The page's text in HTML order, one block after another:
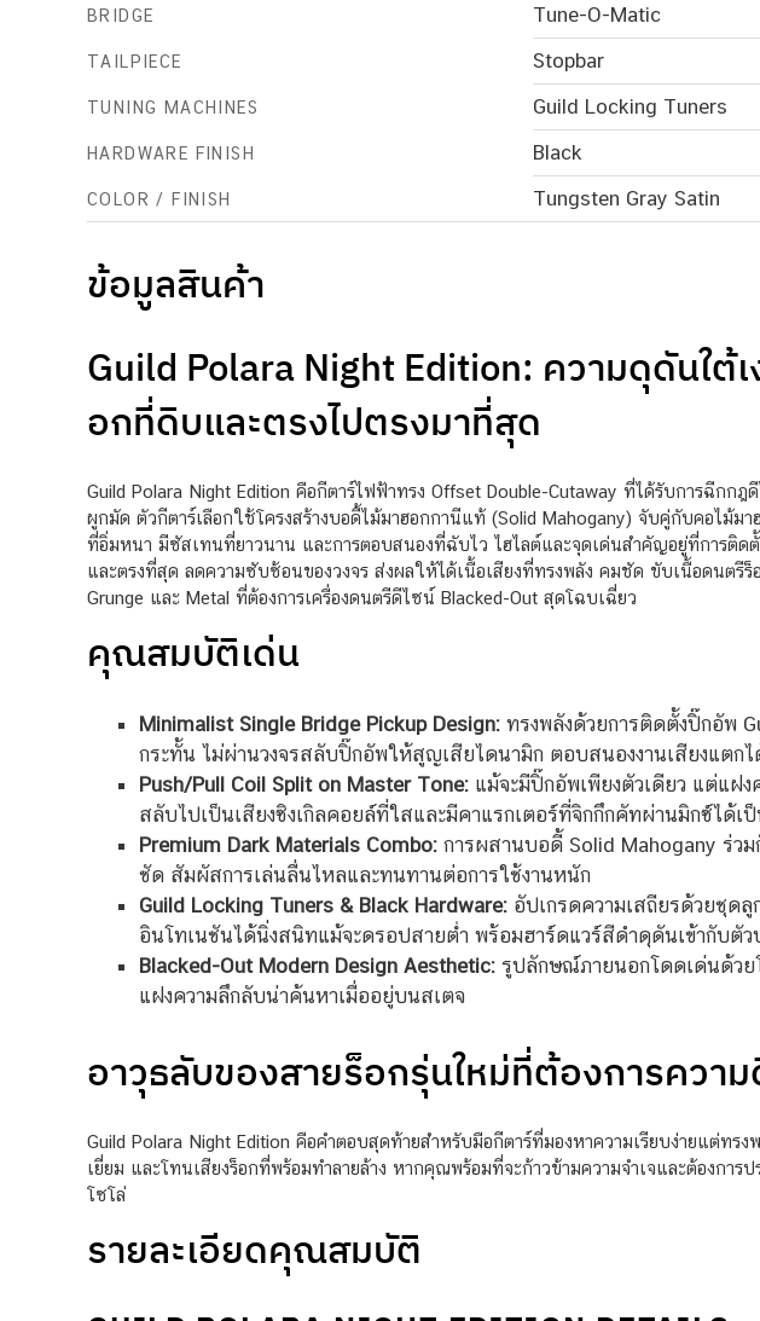
BRIDGE Tune-O-Matic
TAILPIECE Stopbar
TUNING MACHINES Guild Locking Tuners
HARDWARE FINISH Black
COLOR / FINISH Tungsten Gray Satin
ข้อมูลสินค้า
Guild Polara Night Edition: ความดุดันใต้
อกที่ดิบและตรงไปตรงมาที่สุด
Guild Polara Night Edition คือกีตาร์ไฟฟ้าทรง Offset Double-Cutaway ที่ได้รับการฉีก
ผูกมัด ตัวกีตาร์เลือกใช้โครงสร้างบอดี้ไม้มาฮอกกานีแท้ (Solid Mahogany) จับคู่กับคอไม้ม
ที่อิ่มหนา มีซัสเทนที่ยาวนาน และการตอบสนองที่ฉับไว ไฮไลต์และจุดเด่นสำคัญอยู่ที่การติ
และตรงที่สุด ลดความซับซ้อนของวงจร ส่งผลให้ได้เนื้อเสียงที่ทรงพลัง คมชัด ขับเนื้อดนตรีร็
Grunge และ Metal ที่ต้องการเครื่องดนตรีดีไซน์ Blacked-Out สุดโฉบเฉี่ยว
คุณสมบัติเด่น
Minimalist Single Bridge Pickup Design:ทรงพลังด้วยการติดตั้งปิ๊กอัพ
กระทั้น ไม่ผ่านวงจรสลับปิ๊กอัพให้สูญเสียไดนามิก ตอบสนองงานเสียงแตก
Push/Pull Coil Split on Master Tone:แม้จะมีปิ๊กอัพเพียงตัวเดียว แต่แฝ
สลับไปเป็นเสียงซิงเกิลคอยล์ที่ใสและมีคาแรกเตอร์ที่จิกกึกคัทผ่านมิกซ์ได้เ
Premium Dark Materials Combo:การผสานบอดี้ Solid Mahogany ร่ว
ชัด สัมผัสการเล่นลื่นไหลและทนทานต่อการใช้งานหนัก
Guild Locking Tuners & Black Hardware:อัปเกรดความเสถียรด้วยชุดลู
อินโทเนชันได้นิ่งสนิทแม้จะดรอปสายต่ำ พร้อมฮาร์ดแวร์สีดำดุดันเข้ากับตั
Blacked-Out Modern Design Aesthetic:รูปลักษณ์ภายนอกโดดเด่นด้ว
แฝงความลึกลับน่าค้นหาเมื่ออยู่บนสเตจ
อาวุธลับของสายร็อกรุ่นใหม่ที่ต้องการควา
Guild Polara Night Edition คือคำตอบสุดท้ายสำหรับมือกีตาร์ที่มองหาความเรียบง่ายแต่ท
เยี่ยม และโทนเสียงร็อกที่พร้อมทำลายล้าง หากคุณพร้อมที่จะก้าวข้ามความจำเจและต้อง
โซโล่
รายละเอียดคุณสมบัติ